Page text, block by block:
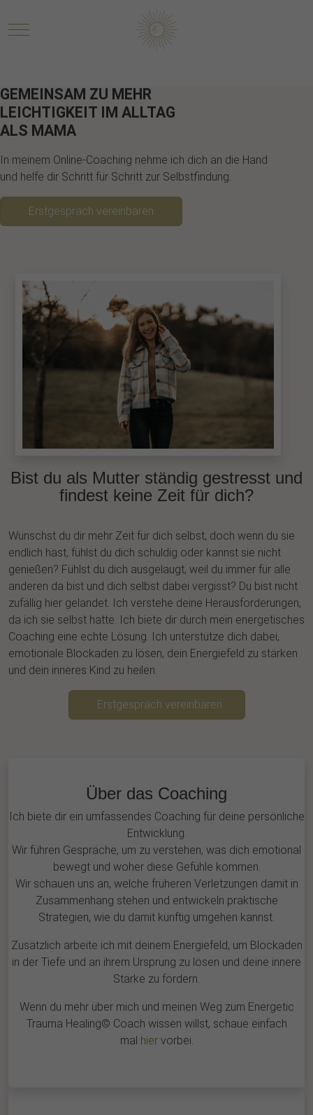
Mobile Menu Toggle
GEMEINSAM ZU MEHR
LEICHTIGKEIT IM ALLTAG
ALS MAMA
In meinem Online-Coaching nehme ich dich an die Hand
und helfe dir Schritt für Schritt zur Selbstfindung.
Erstgespräch vereinbaren
Bist du als Mutter ständig gestresst und
findest keine Zeit für dich?
Wünschst du dir mehr Zeit für dich selbst, doch wenn du sie
endlich hast, fühlst du dich schuldig oder kannst sie nicht
genießen? Fühlst du dich ausgelaugt, weil du immer für alle
anderen da bist und dich selbst dabei vergisst? Du bist nicht
zufällig hier gelandet. Ich verstehe deine Herausforderungen,
da ich sie selbst hatte. Ich biete dir durch mein energetisches
Coaching eine echte Lösung. Ich unterstütze dich dabei,
emotionale Blockaden zu lösen, dein Energiefeld zu stärken
und dein inneres Kind zu heilen.
Erstgespräch vereinbaren
Über das Coaching
Ich biete dir ein umfassendes Coaching für deine persönliche
Entwicklung.
Wir führen Gespräche, um zu verstehen, was dich emotional
bewegt und woher diese Gefühle kommen.
Wir schauen uns an, welche früheren Verletzungen damit in
Zusammenhang stehen und entwickeln praktische
Strategien, wie du damit künftig umgehen kannst.
Zusätzlich arbeite ich mit deinem Energiefeld, um Blockaden
in der Tiefe und an ihrem Ursprung zu lösen und deine innere
Stärke zu fördern.
Wenn du mehr über mich und meinen Weg zum Energetic
Trauma Healing© Coach wissen willst, schaue einfach
mal hiervorbei.